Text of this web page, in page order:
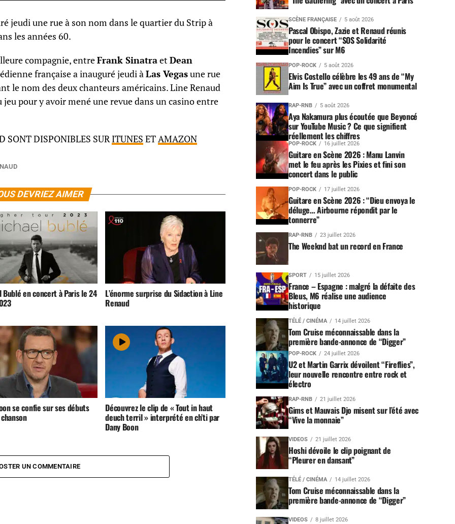
jeudi une rue à son nom dans le quartier du Strip à
les années 60.
compagnie, entreFrank SinatraetDean
française a inauguré jeudi àLas Vegasune rue
le nom des deux chanteurs américains. Line Renaud
pour y avoir mené une revue dans un casino entre
SONT DISPONIBLES SURITUNES ETAMAZON
DEVRIEZ AIMER
Bublé en concert à Paris le 24 L’énorme surprise du Sidaction à Line
Renaud
se confie sur ses débuts Découvrez le clip de « Tout in haut
deuch terril » interprété en ch’ti par
Dany Boon
UN COMMENTAIRE
SCÈNE FRANÇAISE 5 août 2026
Pascal Obispo, Zazie et Renaud réunis
pour le concert “SOS Solidarité
Incendies” sur M6
POP-ROCK 5 août 2026
Elvis Costello célèbre les 49 ans de “My
Aim Is True” avec un coffret monumental
RAP-RNB 5 août 2026
Aya Nakamura plus écoutée que Beyoncé
sur YouTube Music ? Ce que signifient
réellement les chiffres
POP-ROCK 16 juillet 2026
Guitare en Scène 2026 : Manu Lanvin
met le feu après les Pixies et fini son
concert dans le public
POP-ROCK 17 juillet 2026
Guitare en Scène 2026 : “Dieu envoya le
déluge… Airbourne répondit par le
tonnerre”
RAP-RNB 23 juillet 2026
The Weeknd bat un record en France
SPORT 15 juillet 2026
France – Espagne : malgré la défaite des
Bleus, M6 réalise une audience
historique
TÉLÉ / CINÉMA 14 juillet 2026
Tom Cruise méconnaissable dans la
première bande-annonce de “Digger”
POP-ROCK 24 juillet 2026
U2 et Martin Garrix dévoilent “Fireflies”,
leur nouvelle rencontre entre rock et
électro
RAP-RNB 21 juillet 2026
Gims et Mauvais Djo misent sur l’été avec
“Vive la monnaie”
VIDEOS 21 juillet 2026
Hoshi dévoile le clip poignant de
“Pleurer en dansant”
TÉLÉ / CINÉMA 14 juillet 2026
Tom Cruise méconnaissable dans la
première bande-annonce de “Digger”
VIDEOS 8 juillet 2026